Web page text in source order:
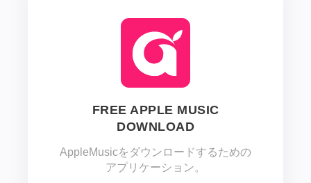
FREE APPLE MUSIC
DOWNLOAD
AppleMusicをダウンロードするための
アプリケーション。